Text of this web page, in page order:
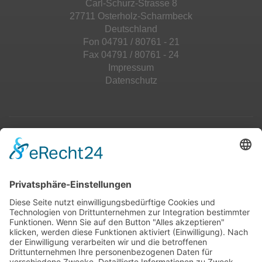
Carl-Schurz-Strasse 8
27711 Osterholz-Scharmbeck
Deutschland
Fon 04791 / 80761 - 21
Fax 04791 / 80761 - 24
Impressum
Datenschutz
Jahrescharts
Top 100